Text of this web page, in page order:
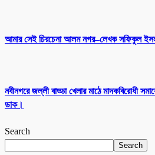
আমার সেই চিরচেনা আলম নগর–লেখক সফিকুল
নবীনগরে জল্লী বাড্ডা খেলার মাঠে মাদকবিরোধী
ডাক।
Search
Search